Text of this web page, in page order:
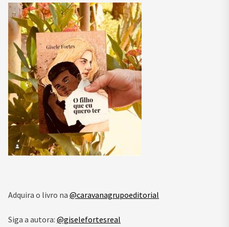
Adquira o livro na @caravanagrupoeditorial
Siga a autora: @giselefortesreal